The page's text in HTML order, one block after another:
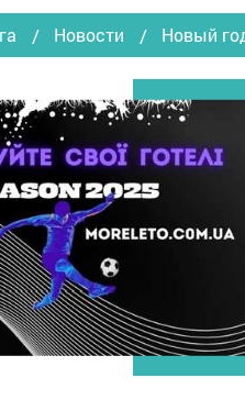
Новости Новый